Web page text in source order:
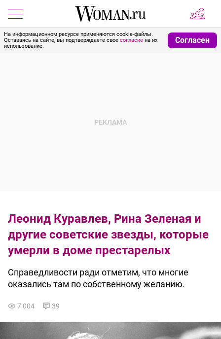
На информационном ресурсе применяются cookie-файлы.
Оставаясь на сайте, вы подтверждаете свое согласие на их
использование.
Согласен
Леонид Куравлев, Рина Зеленая и
другие советские звезды, которые
умерли в доме престарелых
Справедливости ради отметим, что многие
оказались там по собственному желанию.
7 004 39